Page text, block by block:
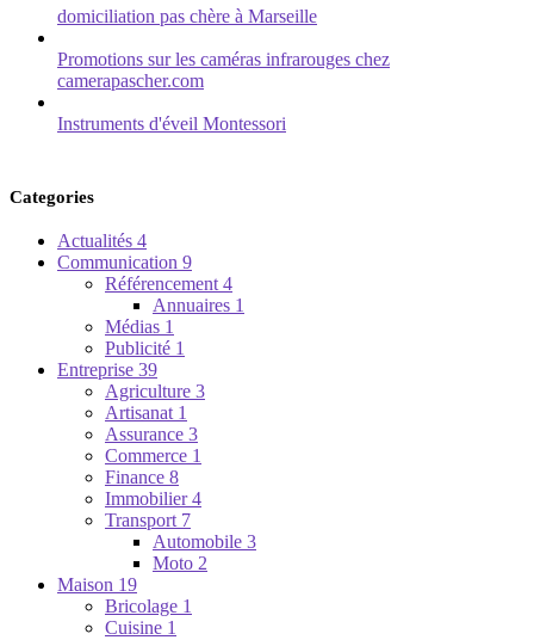
domiciliation pas chère à Marseille
Promotions sur les caméras infrarouges chez
camerapascher.com
Instruments d'éveil Montessori
Categories
Actualités 4
Communication 9
Référencement 4
Annuaires 1
Médias 1
Publicité 1
Entreprise 39
Agriculture 3
Artisanat 1
Assurance 3
Commerce 1
Finance 8
Immobilier4
Transport 7
Automobile 3
Moto 2
Maison 19
Bricolage 1
Cuisine 1